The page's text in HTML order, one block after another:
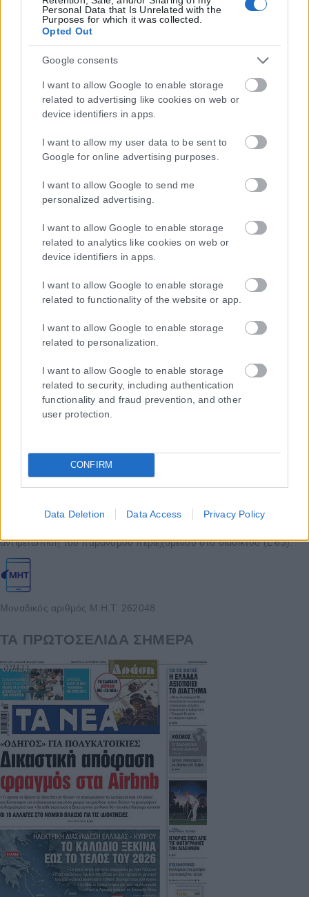
Personal Data that Is Unrelated with the
Purposes for which it was collected.
Opted Out
Google consents
I want to allow Google to enable storage
related to advertising like cookies on web or
device identifiers in apps.
I want to allow my user data to be sent to
Google for online advertising purposes.
I want to allow Google to send me
personalized advertising.
I want to allow Google to enable storage
related to analytics like cookies on web or
device identifiers in apps.
I want to allow Google to enable storage
related to functionality of the website or app.
I want to allow Google to enable storage
related to personalization.
I want to allow Google to enable storage
related to security, including authentication
functionality and fraud prevention, and other
user protection.
CONFIRM
Data Deletion Data Access Privacy Policy
συμμορφώνονται με τη Σύσταση (ΕΕ) 2018/334 της Επιτροπής της
αντιμετώπιση του παράνομου περιεχομένου στο διαδίκτυο (L 63).
Μοναδικός αριθμός Μ.Η.Τ. 262048
ΤΑ ΠΡΩΤΟΣΕΛΙΔΑ ΣΗΜΕΡΑ